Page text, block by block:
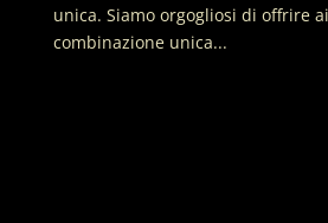
unica. Siamo orgogliosi di offrire
combinazione unica...